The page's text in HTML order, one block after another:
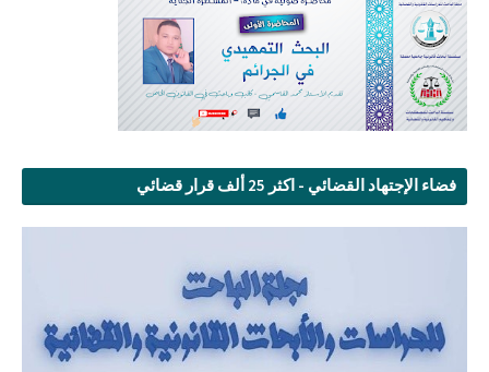
فضاء الإجتهاد القضائي - اكثر 25 ألف قرار قضائي